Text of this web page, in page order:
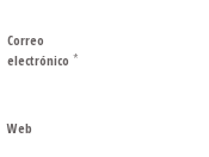
Correo
electrónico *
Web